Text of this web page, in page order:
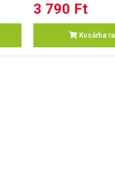
3 790 Ft
Kosárba